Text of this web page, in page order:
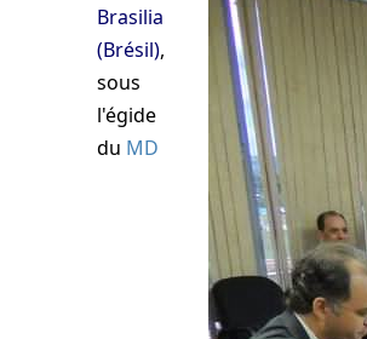
Brasilia
(Brésil),
sous
l'égide
du MD